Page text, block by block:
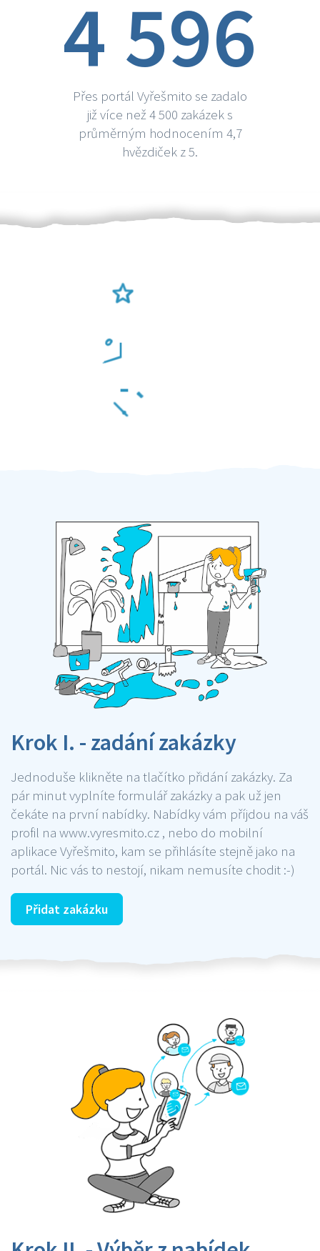
4 596
Přes portál Vyřešmito se zadalo
již více než 4 500 zakázek s
průměrným hodnocením 4,7
hvězdiček z 5.
Krok I. - zadání zakázky
Jednoduše klikněte na tlačítko přidání zakázky. Za
pár minut vyplníte formulář zakázky a pak už jen
čekáte na první nabídky. Nabídky vám příjdou na váš
profil na www.vyresmito.cz , nebo do mobilní
aplikace Vyřešmito, kam se přihlásíte stejně jako na
portál. Nic vás to nestojí, nikam nemusíte chodit :-)
Přidat zakázku